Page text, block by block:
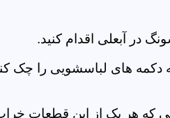
در آبعلی اقدام کنید.
دکمه های لباسشویی را چک
که هر یک از این قطعات